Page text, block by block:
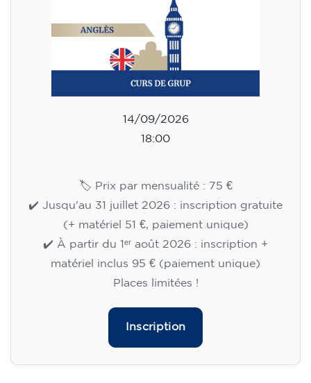
14/09/2026
18:00
🏷️ Prix par mensualité : 75 €
✔️ Jusqu'au 31 juillet 2026 : inscription gratuite
(+ matériel 51 €, paiement unique)
✔️ À partir du 1ᵉʳ août 2026 : inscription +
matériel inclus 95 € (paiement unique)
Places limitées !
Inscription